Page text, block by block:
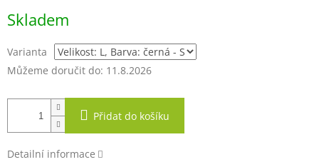
cena:
Skladem
Varianta
Můžeme doručit do: 11.8.2026
Přidat do košíku
Detailní informace